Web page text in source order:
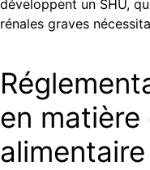
développent un SHU,
rénales graves
en
alimentaire